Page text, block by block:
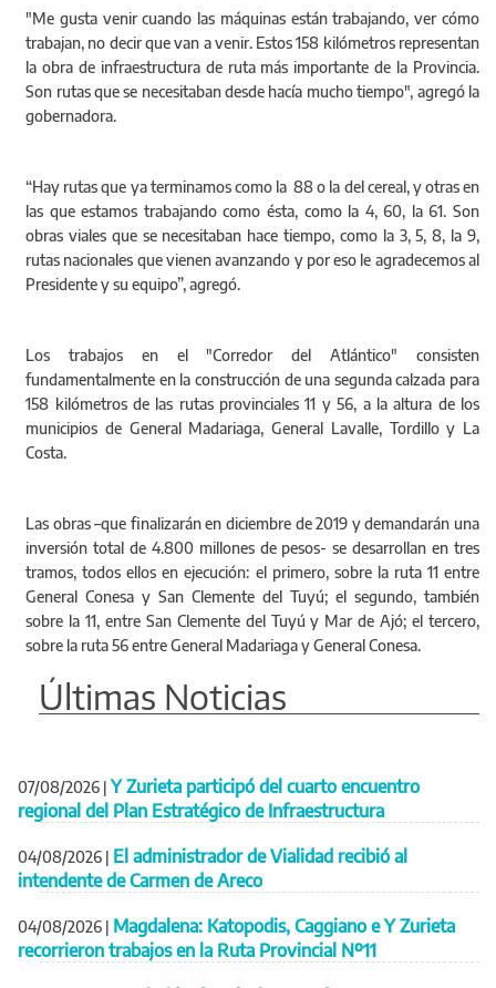
"Me gusta venir cuando las máquinas están trabajando, ver cómo
trabajan, no decir que van a venir. Estos 158 kilómetros representan
la obra de infraestructura de ruta más importante de la Provincia.
Son rutas que se necesitaban desde hacía mucho tiempo", agregó la
gobernadora.
“Hay rutas que ya terminamos como la 88 o la del cereal, y otras en
las que estamos trabajando como ésta, como la 4, 60, la 61. Son
obras viales que se necesitaban hace tiempo, como la 3, 5, 8, la 9,
rutas nacionales que vienen avanzando y por eso le agradecemos al
Presidente y su equipo”, agregó.
Los trabajos en el "Corredor del Atlántico" consisten
fundamentalmente en la construcción de una segunda calzada para
158 kilómetros de las rutas provinciales 11 y 56, a la altura de los
municipios de General Madariaga, General Lavalle, Tordillo y La
Costa.
Las obras –que finalizarán en diciembre de 2019 y demandarán una
inversión total de 4.800 millones de pesos- se desarrollan en tres
tramos, todos ellos en ejecución: el primero, sobre la ruta 11 entre
General Conesa y San Clemente del Tuyú; el segundo, también
sobre la 11, entre San Clemente del Tuyú y Mar de Ajó; el tercero,
sobre la ruta 56 entre General Madariaga y General Conesa.
Últimas Noticias
07/08/2026 | Y Zurieta participó del cuarto encuentro
regional del Plan Estratégico de Infraestructura
04/08/2026 | El administrador de Vialidad recibió al
intendente de Carmen de Areco
04/08/2026 | Magdalena: Katopodis, Caggiano e Y Zurieta
recorrieron trabajos en la Ruta Provincial Nº11